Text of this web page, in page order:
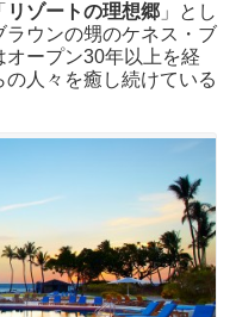
リゾートの理想郷 」とし
ウンの甥のケネス・ブ
ープン30年以上を経
人々を癒し続けている